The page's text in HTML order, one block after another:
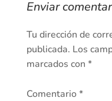
Enviar
Tu dirección de
publicada. Los
marcados con *
Comentario*